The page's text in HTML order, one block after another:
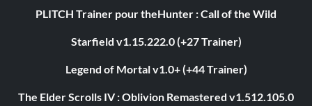
PLITCH Trainer pour theHunter : Call of the Wild
Starfield v1.15.222.0 (+27 Trainer)
Legend of Mortal v1.0+ (+44 Trainer)
The Elder Scrolls IV : Oblivion Remastered v1.512.105.0